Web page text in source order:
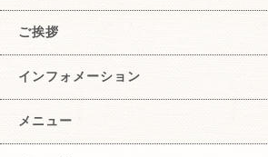
ご挨拶
インフォメーション
メニュー